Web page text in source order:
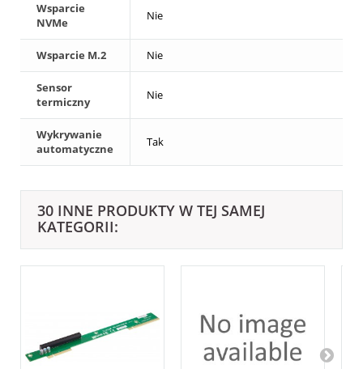
Wsparcie
NVMe
Nie
Wsparcie M.2 Nie
Sensor
termiczny
Nie
Wykrywanie
automatyczne
Tak
30 INNE PRODUKTY W TEJ SAMEJ
KATEGORII: